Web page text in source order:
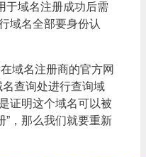
于域名注册成功后需
域名全部要身份认
域名注册商的官方网
查询处进行查询域
证明这个域名可以被
”，那么我们就要重新